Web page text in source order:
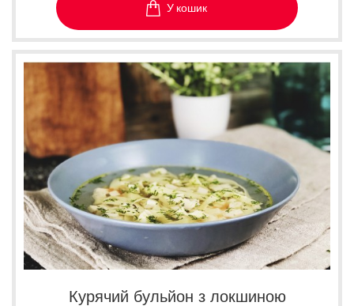
У кошик
Курячий бульйон з локшиною